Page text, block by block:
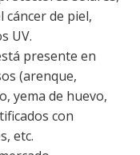
de piel,
UV.
presente en
(arenque,
yema de huevo,
con
etc.